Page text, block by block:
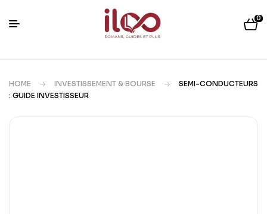
0
HOME INVESTISSEMENT & BOURSE
SEMI-CONDUCTEURS
: GUIDE INVESTISSEUR